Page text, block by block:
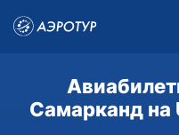
Самарканд на